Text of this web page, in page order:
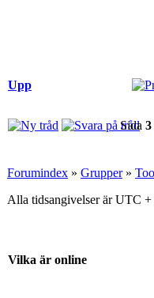
Upp
Sida 3
Forumindex » Grupper»
Alla tidsangivelser är UTC
Vilka är online